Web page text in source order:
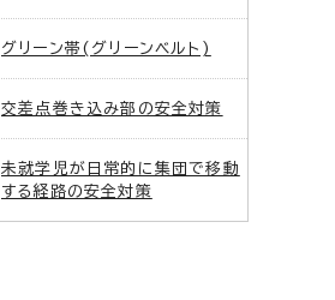
グリーン帯(グリーンベルト)
交差点巻き込み部の安全対策
未就学児が日常的に集団で移動
する経路の安全対策